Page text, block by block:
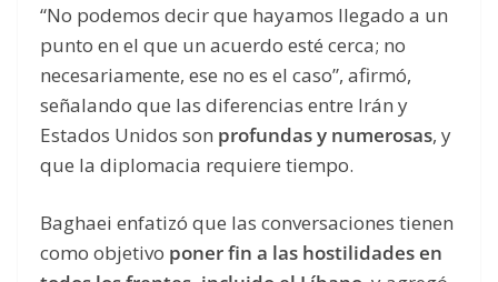
“No podemos decir que hayamos llegado a un
punto en el que un acuerdo esté cerca; no
necesariamente, ese no es el caso”, afirmó,
señalando que las diferencias entre Irán y
Estados Unidos son profundas y numerosas, y
que la diplomacia requiere tiempo.
Baghaei enfatizó que las conversaciones tienen
como objetivo poner fin a las hostilidades en